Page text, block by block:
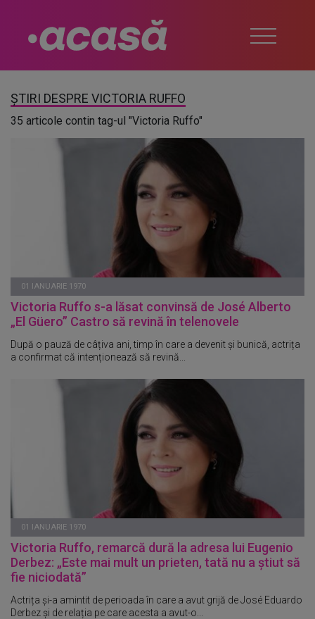
ȘTIRI DESPRE VICTORIA RUFFO
35 articole contin tag-ul "Victoria Ruffo"
01 IANUARIE 1970
Victoria Ruffo s-a lăsat convinsă de José Alberto
„El Güero” Castro să revină în telenovele
După o pauză de câțiva ani, timp în care a devenit și bunică, actrița
a confirmat că intenționează să revină...
01 IANUARIE 1970
Victoria Ruffo, remarcă dură la adresa lui Eugenio
Derbez: „Este mai mult un prieten, tată nu a știut să
fie niciodată”
Actrița și-a amintit de perioada în care a avut grijă de José Eduardo
Derbez și de relația pe care acesta a avut-o...